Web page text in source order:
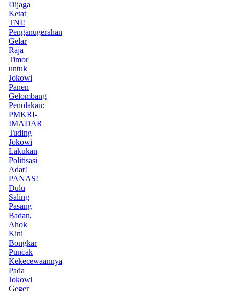
Dijaga
Ketat
TNI!
Penganugerahan
Gelar
Raja
Timor
untuk
Jokowi
Panen
Gelombang
Penolakan:
PMKRI-
IMADAR
Tuding
Jokowi
Lakukan
Politisasi
Adat!
PANAS!
Dulu
Saling
Pasang
Badan,
Ahok
Kini
Bongkar
Puncak
Kekecewaannya
Pada
Jokowi
Geger